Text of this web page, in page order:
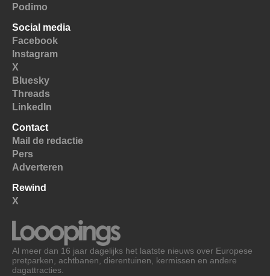
Podimo
Social media
Facebook
Instagram
X
Bluesky
Threads
LinkedIn
Contact
Mail de redactie
Pers
Adverteren
Rewind
X
Al meer dan 16 jaar dagelijks het laatste nieuws over Europese
pretparken, achtbanen, dierentuinen, kermissen en andere
dagattracties.